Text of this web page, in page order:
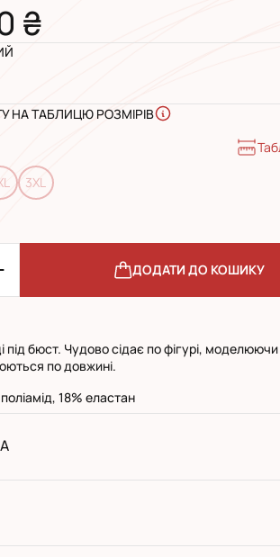
₴
НА ТАБЛИЦЮ РОЗМІРІВ
3XL
ДОДАТИ ДО КОШИКУ
бюст. Чудово сідає по фігурі, моделюючи
по довжині.
18% еластан
переказ